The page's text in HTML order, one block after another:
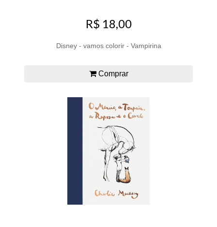
R$ 18,00
Disney - vamos colorir - Vampirina
Comprar